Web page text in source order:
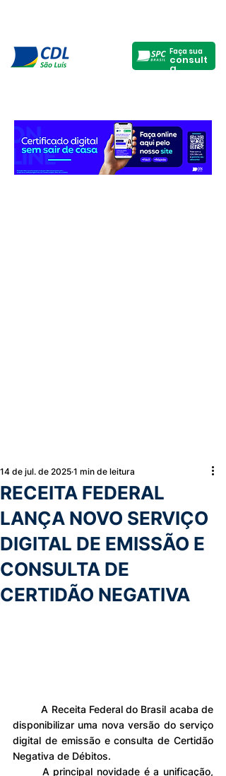
Faça sua
consult
a
RECEITA FEDERAL
LANÇA NOVO SERVIÇO
DIGITAL DE EMISSÃO E
CONSULTA DE
CERTIDÃO NEGATIVA
14 de jul. de 2025 1 min de leitura
	A Receita Federal do Brasil acaba de
disponibilizar uma nova versão do serviço
digital de emissão e consulta de Certidão
Negativa de Débitos.